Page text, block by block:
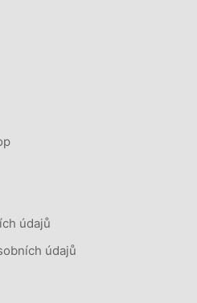
údajů
údajů